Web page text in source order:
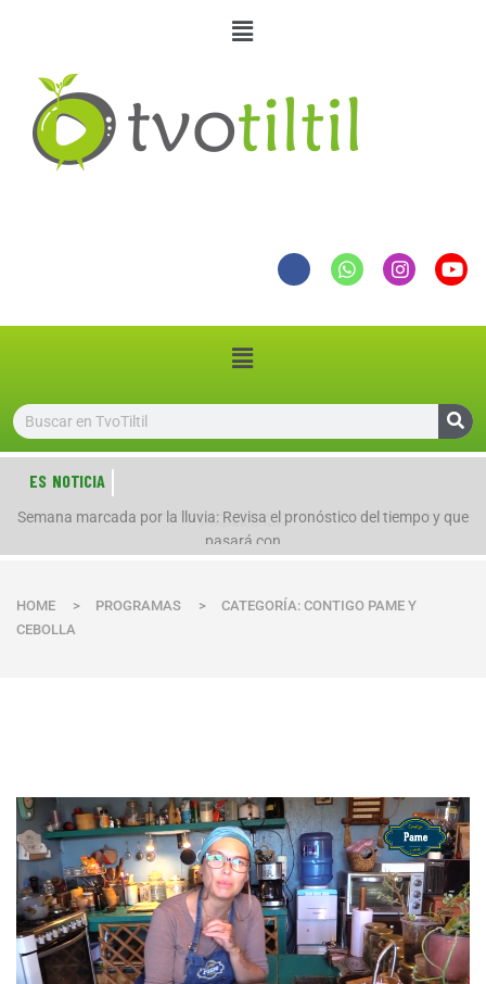
ES NOTICIA
Semana marcada por la lluvia: Revisa el pronóstico del tiempo y que
pasará con
Polpaico ant
HOME > PROGRAMAS >
CATEGORÍA: CONTIGO PAME Y
CEBOLLA